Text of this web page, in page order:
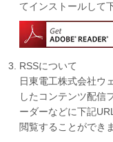
てインストールして
RSSについて
日東電工株式会社ウ
したコンテンツ配信
ーダーなどに下記
閲覧することができ